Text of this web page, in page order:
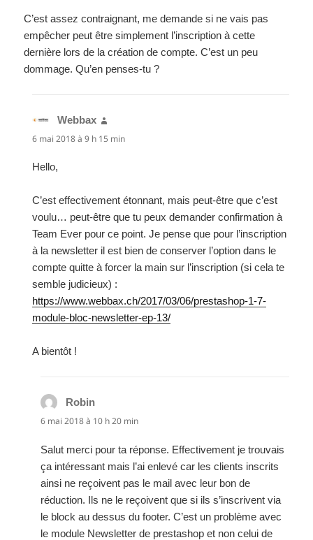
C’est assez contraignant, me demande si ne vais pas
empêcher peut être simplement l’inscription à cette
dernière lors de la création de compte. C’est un peu
dommage. Qu’en penses-tu ?
Webbax
6 mai 2018 à 9 h 15 min
Hello,
C’est effectivement étonnant, mais peut-être que c’est
voulu… peut-être que tu peux demander confirmation à
Team Ever pour ce point. Je pense que pour l’inscription
à la newsletter il est bien de conserver l’option dans le
compte quitte à forcer la main sur l’inscription (si cela te
semble judicieux) :
https://www.webbax.ch/2017/03/06/prestashop-1-7-
module-bloc-newsletter-ep-13/
A bientôt !
Robin
6 mai 2018 à 10 h 20 min
Salut merci pour ta réponse. Effectivement je trouvais
ça intéressant mais l’ai enlevé car les clients inscrits
ainsi ne reçoivent pas le mail avec leur bon de
réduction. Ils ne le reçoivent que si ils s’inscrivent via
le block au dessus du footer. C’est un problème avec
le module Newsletter de prestashop et non celui de